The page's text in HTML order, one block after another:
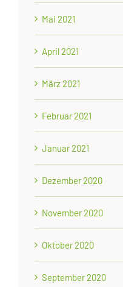
Mai 2021
April 2021
März 2021
Februar 2021
Januar 2021
Dezember 2020
November 2020
Oktober 2020
September 2020